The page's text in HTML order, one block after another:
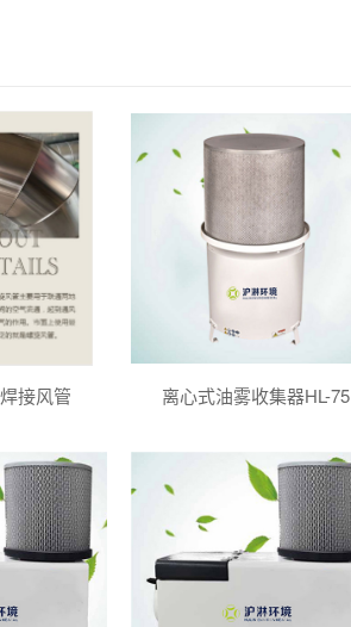
接风管 离心式油雾收集器HL-75